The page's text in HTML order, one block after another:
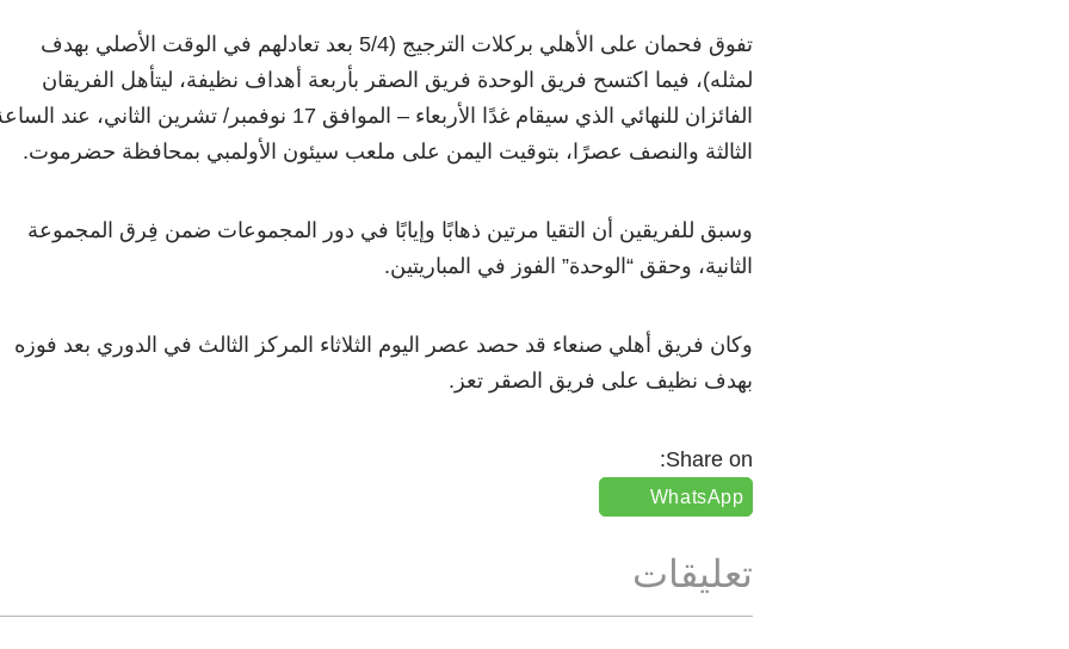
تفوق فحمان على الأهلي بركلات الترجيج (5/4 بعد تعادلهم في الوقت الأصلي بهدف
لمثله)، فيما اكتسح فريق الوحدة فريق الصقر بأربعة أهداف نظيفة، ليتأهل الفريقان
الفائزان للنهائي الذي سيقام غدًا الأربعاء – الموافق 17 نوفمبر/ تشرين الثاني، عند
الثالثة والنصف عصرًا، بتوقيت اليمن على ملعب سيئون الأولمبي بمحافظة حضرموت.
وسبق للفريقين أن التقيا مرتين ذهابًا وإيابًا في دور المجموعات ضمن فِرق المجموعة
الثانية، وحقق “الوحدة” الفوز في المباريتين.
وكان فريق أهلي صنعاء قد حصد عصر اليوم الثلاثاء المركز الثالث في الدوري بعد فوزه
بهدف نظيف على فريق الصقر تعز.
Share on:
WhatsApp
تعليقات